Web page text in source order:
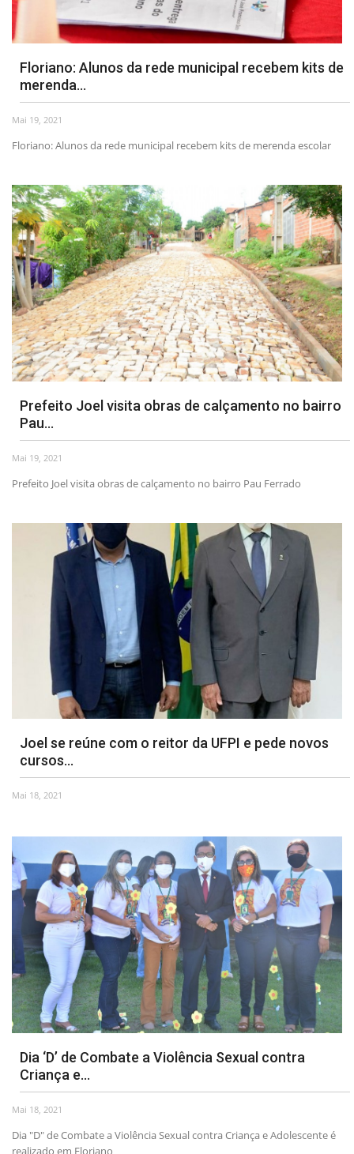
Floriano: Alunos da rede municipal recebem kits de
merenda...
Mai 19, 2021
Floriano: Alunos da rede municipal recebem kits de merenda escolar
Prefeito Joel visita obras de calçamento no bairro
Pau...
Mai 19, 2021
Prefeito Joel visita obras de calçamento no bairro Pau Ferrado
Joel se reúne com o reitor da UFPI e pede novos
cursos...
Mai 18, 2021
Dia ‘D’ de Combate a Violência Sexual contra
Criança e...
Mai 18, 2021
Dia "D" de Combate a Violência Sexual contra Criança e Adolescente é
realizado em Floriano